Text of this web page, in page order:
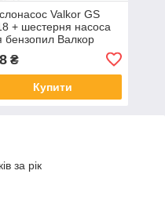
Valkor GS
+ шестерня насоса
бензопил Валкор
₴
Купити
за рік